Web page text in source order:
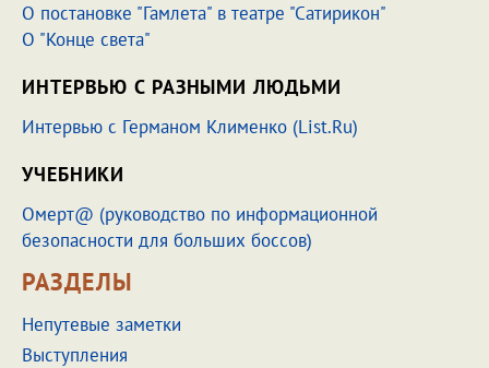
О постановке "Гамлета" в театре "Сатирикон"
О "Конце света"
ИНТЕРВЬЮ С РАЗНЫМИ ЛЮДЬМИ
Интервью с Германом Клименко (List.Ru)
УЧЕБНИКИ
Омерт@ (руководство по информационной
безопасности для больших боссов)
РАЗДЕЛЫ
Непутевые заметки
Выступления